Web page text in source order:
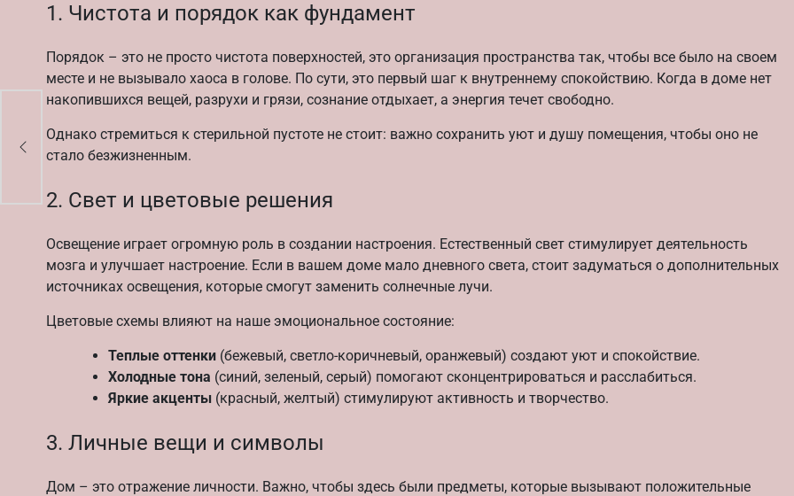
1. Чистота и порядок как фундамент
Порядок – это не просто чистота поверхностей, это организация пространства так, чтобы все было на своем
месте и не вызывало хаоса в голове. По сути, это первый шаг к внутреннему спокойствию. Когда в доме нет
накопившихся вещей, разрухи и грязи, сознание отдыхает, а энергия течет свободно.
Однако стремиться к стерильной пустоте не стоит: важно сохранить уют и душу помещения, чтобы оно не
стало безжизненным.
2. Свет и цветовые решения
Освещение играет огромную роль в создании настроения. Естественный свет стимулирует деятельность
мозга и улучшает настроение. Если в вашем доме мало дневного света, стоит задуматься о дополнительных
источниках освещения, которые смогут заменить солнечные лучи.
Цветовые схемы влияют на наше эмоциональное состояние:
Теплые оттенки (бежевый, светло-коричневый, оранжевый) создают уют и спокойствие.
Холодные тона (синий, зеленый, серый) помогают сконцентрироваться и расслабиться.
Яркие акценты (красный, желтый) стимулируют активность и творчество.
3. Личные вещи и символы
Дом – это отражение личности. Важно, чтобы здесь были предметы, которые вызывают положительные